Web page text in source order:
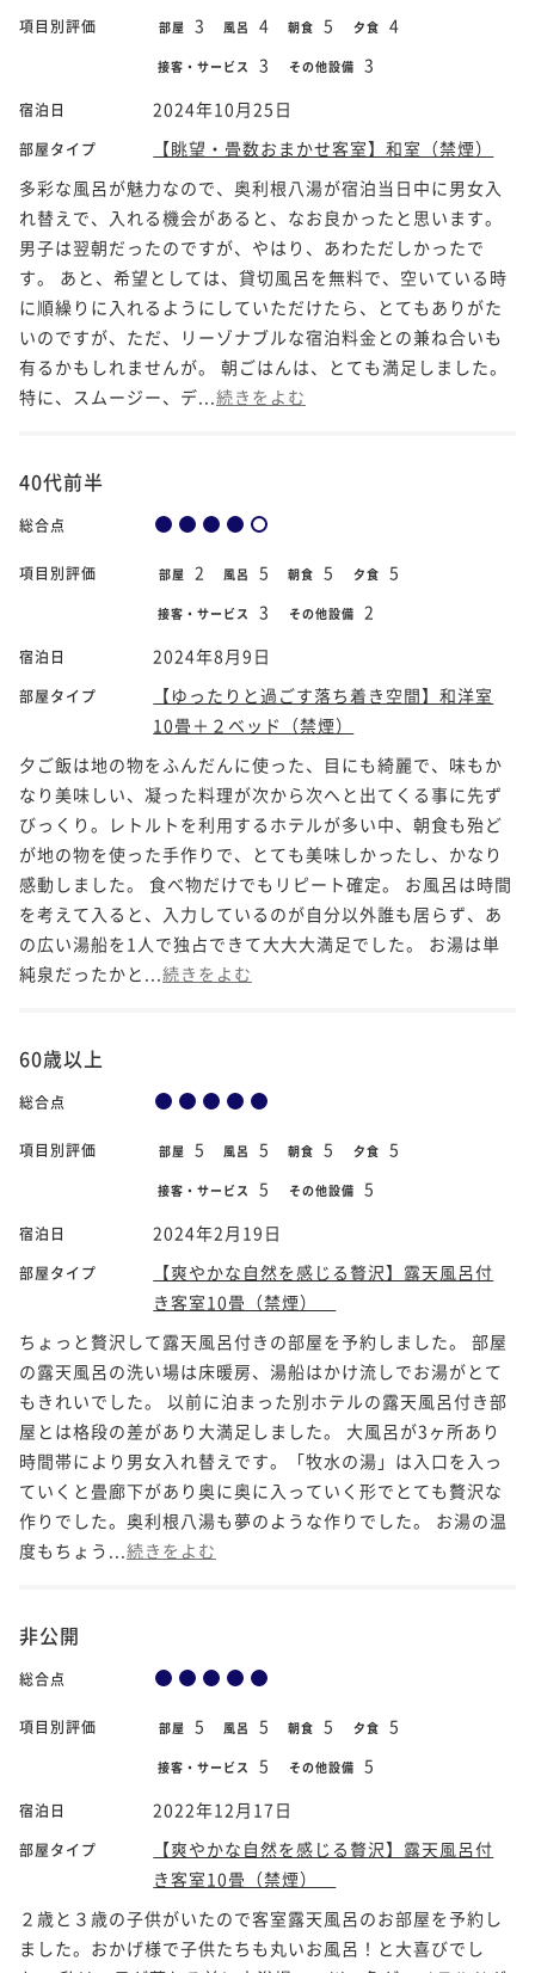
項目別評価 部屋 3 風呂 4 朝食 5 夕食 4
接客・サービス 3 その他設備 3
宿泊日 2024年10月25日
部屋タイプ
【眺望・畳数おまかせ客室】和室（禁煙）
多彩な風呂が魅力なので、奥利根八湯が宿泊当日中に男女入
れ替えで、入れる機会があると、なお良かったと思います。
男子は翌朝だったのですが、やはり、あわただしかったで
す。 あと、希望としては、貸切風呂を無料で、空いている時
に順繰りに入れるようにしていただけたら、とてもありがた
いのですが、ただ、リーゾナブルな宿泊料金との兼ね合いも
有るかもしれませんが。 朝ごはんは、とても満足しました。
特に、スムージー、デ... 続きをよむ
40代前半
総合点
項目別評価 部屋 2 風呂 5 朝食 5 夕食 5
接客・サービス 3 その他設備 2
宿泊日 2024年8月9日
部屋タイプ
【ゆったりと過ごす落ち着き空間】和洋室
10畳＋２ベッド（禁煙）
夕ご飯は地の物をふんだんに使った、目にも綺麗で、味もか
なり美味しい、凝った料理が次から次へと出てくる事に先ず
びっくり。レトルトを利用するホテルが多い中、朝食も殆ど
が地の物を使った手作りで、とても美味しかったし、かなり
感動しました。 食べ物だけでもリピート確定。 お風呂は時間
を考えて入ると、入力しているのが自分以外誰も居らず、あ
の広い湯船を1人で独占できて大大大満足でした。 お湯は単
純泉だったかと... 続きをよむ
60歳以上
総合点
項目別評価 部屋 5 風呂 5 朝食 5 夕食 5
接客・サービス 5 その他設備 5
宿泊日 2024年2月19日
部屋タイプ
【爽やかな自然を感じる贅沢】露天風呂付
き客室10畳（禁煙）
ちょっと贅沢して露天風呂付きの部屋を予約しました。 部屋
の露天風呂の洗い場は床暖房、湯船はかけ流しでお湯がとて
もきれいでした。 以前に泊まった別ホテルの露天風呂付き部
屋とは格段の差があり大満足しました。 大風呂が3ヶ所あり
時間帯により男女入れ替えです。「牧水の湯」は入口を入っ
ていくと畳廊下があり奥に奥に入っていく形でとても贅沢な
作りでした。奥利根八湯も夢のような作りでした。 お湯の温
度もちょう... 続きをよむ
非公開
総合点
項目別評価 部屋 5 風呂 5 朝食 5 夕食 5
接客・サービス 5 その他設備 5
宿泊日 2022年12月17日
部屋タイプ
【爽やかな自然を感じる贅沢】露天風呂付
き客室10畳（禁煙）
２歳と３歳の子供がいたので客室露天風呂のお部屋を予約し
ました。おかげ様で子供たちも丸いお風呂！と大喜びでし